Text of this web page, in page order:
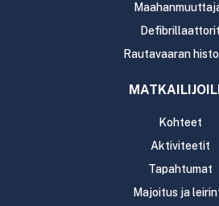
Defibrillaattorit
Rautavaaran
Kohteet
Aktiviteetit
Tapahtumat
Majoitus ja